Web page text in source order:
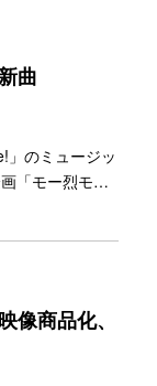
映像制作集団
て『万引… <a
曲
」のミュージッ
「モー烈モー
れた一曲。絆
らラストのダ
商品化、